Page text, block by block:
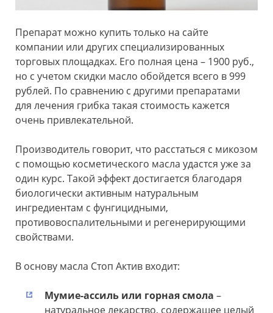
Препарат можно купить только на сайте
компании или других специализированных
торговых площадках. Его полная цена – 1900 руб.,
но с учетом скидки масло обойдется всего в 999
рублей. По сравнению с другими препаратами
для лечения грибка такая стоимость кажется
очень привлекательной.
Производитель говорит, что расстаться с микозом
с помощью косметического масла удастся уже за
один курс. Такой эффект достигается благодаря
биологически активным натуральным
ингредиентам с фунгицидными,
противовоспалительными и регенерирующими
свойствами.
В основу масла Стоп Актив входит:
Мумие-ассиль или горная смола –
натуральное лекарство, содержащее целый